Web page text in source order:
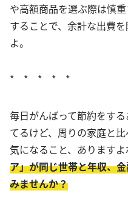
や高額商品を選ぶ際は慎
することで、余計な出費
よ。
* * * * *
毎日がんばって節約をす
てるけど、周りの家庭と
気になること、ありますよ
ア」が同じ世帯と年収、
みませんか？